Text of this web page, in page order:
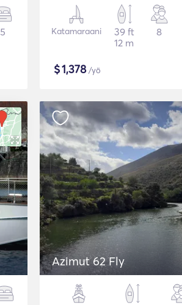
5 Katamaraani
39 ft
12 m
8
$1,378/yö
Azimut 62 Fly